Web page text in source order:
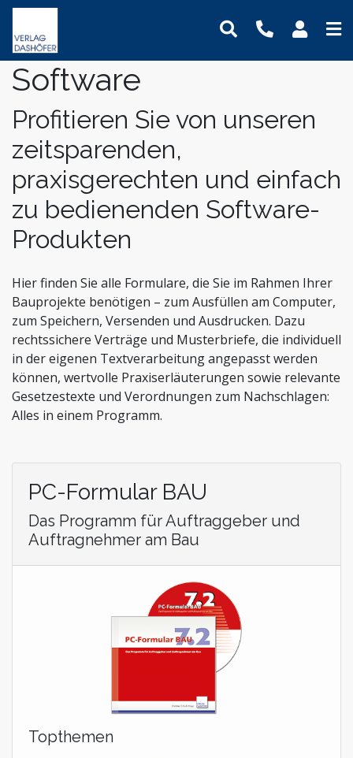
Online-Seminare
Online-Lehrgänge
VideoCampus
Seminare
Lehrgänge
Tagungen
Inhouse
Fachbücher
Handbücher
Software
Wissensdatenbanken
Formulare
Assistenz und Sekretariat
Bauwesen und Architektur
Betriebsrat und Arbeitnehmervertretung
Einkauf
Digitalisierung
Immobilien und Grundbesitz
Krankenhaus und Pflege
Nachhaltigkeit
Personalmanagement und Entgeltabrechnung
Steuern, Finanzen und Controlling
Stiftungen und Non-Profit Organisationen
Zoll und Außenhandel
Newsletter
Podcasts
FAQ
Der Verlag
Das Team
Kontaktformular
Unsere Profis
Karriere
Online-Weiterbildung
Präsenz-Weiterbildung
Produkte
Themen
Dashöfer
Mein Benutzerkonto
Logout
Software
Profitieren Sie von unseren
zeitsparenden,
praxisgerechten und einfach
zu bedienenden Software-
Produkten
Hier finden Sie alle Formulare, die Sie im Rahmen Ihrer
Bauprojekte benötigen – zum Ausfüllen am Computer,
zum Speichern, Versenden und Ausdrucken. Dazu
rechtssichere Verträge und Musterbriefe, die individuell
in der eigenen Textverarbeitung angepasst werden
können, wertvolle Praxiserläuterungen sowie relevante
Gesetzestexte und Verordnungen zum Nachschlagen:
Alles in einem Programm.
PC-Formular BAU
Das Programm für Auftraggeber und
Auftragnehmer am Bau
Topthemen